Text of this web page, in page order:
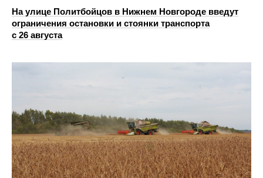
На улице Политбойцов в Нижнем Новгороде введут
ограничения остановки и стоянки транспорта
с 26 августа